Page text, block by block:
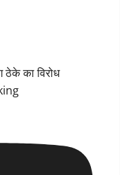
ठेके का विरोध